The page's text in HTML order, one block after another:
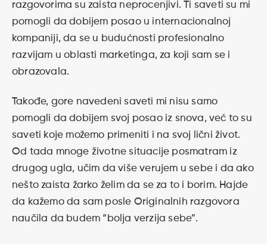
razgovorima su zaista neprocenjivi. Ti saveti su mi
pomogli da dobijem posao u internacionalnoj
kompaniji, da se u budućnosti profesionalno
razvijam u oblasti marketinga, za koji sam se i
obrazovala.
Takođe, gore navedeni saveti mi nisu samo
pomogli da dobijem svoj posao iz snova, već to su
saveti koje možemo primeniti i na svoj lični život.
Od tada mnoge životne situacije posmatram iz
drugog ugla, učim da više verujem u sebe i da ako
nešto zaista žarko želim da se za to i borim. Hajde
da kažemo da sam posle Originalnih razgovora
naučila da budem “bolja verzija sebe”.